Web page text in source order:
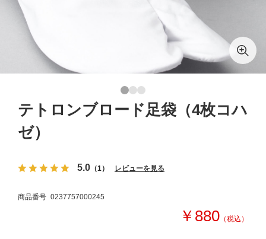
テトロンブロード足袋（4枚コハ
ゼ）
5.0 （1） レビューを見る
商品番号 0237757000245
￥880 （税込）